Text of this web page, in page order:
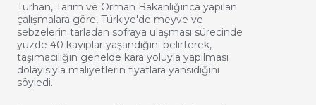
Turhan, Tarım ve Orman Bakanlığınca yapılan
çalışmalara göre, Türkiye'de meyve ve
sebzelerin tarladan sofraya ulaşması sürecinde
yüzde 40 kayıplar yaşandığını belirterek,
taşımacılığın genelde kara yoluyla yapılması
dolayısıyla maliyetlerin fiyatlara yansıdığını
söyledi.